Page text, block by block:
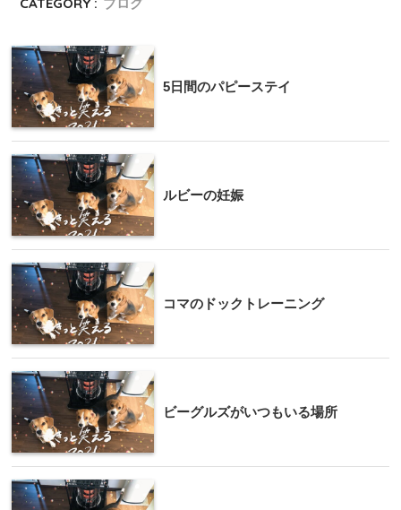
5日間のパピーステイ
ルビーの妊娠
コマのドックトレーニング
ビーグルズがいつもいる場所